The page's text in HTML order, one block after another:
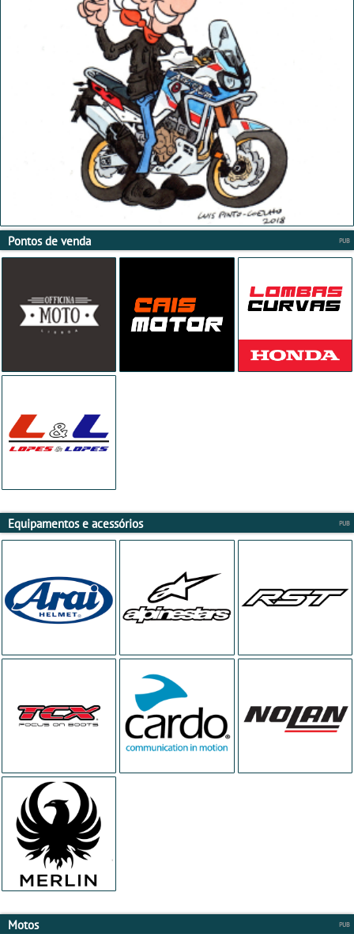
Pontos de venda
Equipamentos e acessórios
Motos